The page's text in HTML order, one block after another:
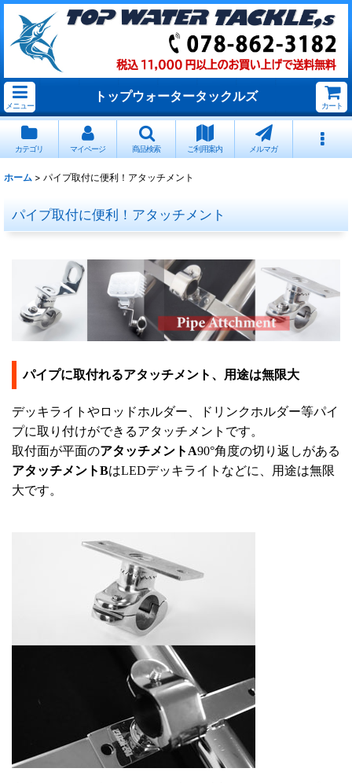
メニュー
トップウォータータックルズ
カート
カテゴリ マイページ 商品検索 ご利用案内 メルマガ
ホーム > パイプ取付に便利！アタッチメント
パイプ取付に便利！アタッチメント
パイプに取付れるアタッチメント、用途は無限大
デッキライトやロッドホルダー、ドリンクホルダー等パイ
プに取り付けができるアタッチメントです。
取付面が平面のアタッチメントA90°角度の切り返しがある
アタッチメントBはLEDデッキライトなどに、用途は無限
大です。